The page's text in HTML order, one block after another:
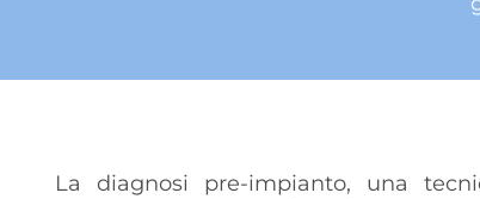
La diagnosi pre-impianto, una